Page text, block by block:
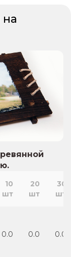
на
10
шт
20
шт
30
шт
0.0 0.0 0.0